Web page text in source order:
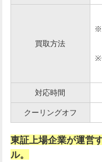
買取方法
※
※
対応時間
クーリングオフ
東証上場企業が運営
ル。